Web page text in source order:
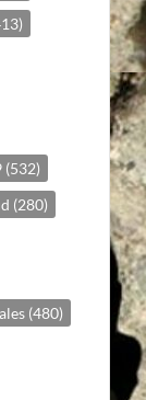
(532)
(280)
(480)